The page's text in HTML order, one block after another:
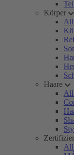
Körper
Haare